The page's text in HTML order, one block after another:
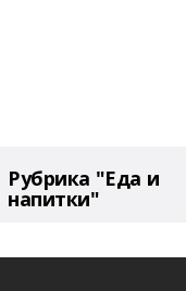
Рубрика "Еда и
напитки"